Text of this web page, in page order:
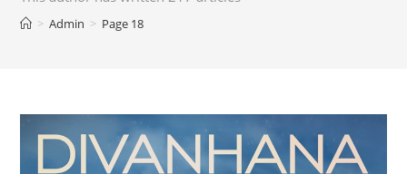
> Admin > Page 18